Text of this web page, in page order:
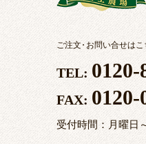
ご注文・お問い合せはこ
TEL: 0120-
FAX: 0120-
受付時間：月曜日